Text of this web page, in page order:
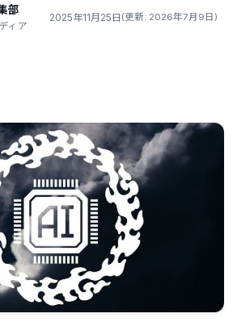
部
ィア
2025年11月25日(更新: 2026年7月9日)